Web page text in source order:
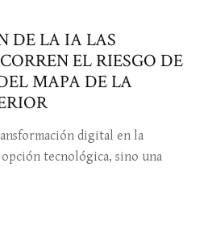
DE LA IA LAS
EL RIESGO DE
MAPA DE LA
digital en la
tecnológica, sino una